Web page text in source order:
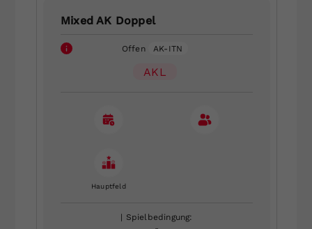
Mixed AK Doppel
Offen AK-ITN
AKL
Hauptfeld
| Spielbedingung: